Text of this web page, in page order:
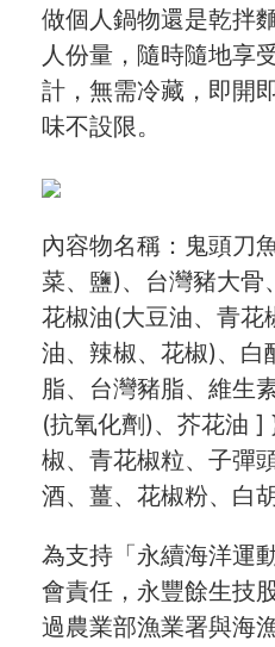
做個人鍋物還是乾拌
人份量，隨時隨地享
計，無需冷藏，即開
味不設限。
內容物名稱：鬼頭刀
菜、鹽)、台灣豬大骨
花椒油(大豆油、青花
油、辣椒、花椒)、白
脂、台灣豬脂、維生
(抗氧化劑)、芥花油 ]
椒、青花椒粒、子彈
酒、薑、花椒粉、白胡
為支持「永續海洋運
會責任，永豐餘生技
過農業部漁業署與海